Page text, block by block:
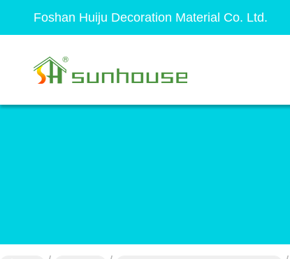
Foshan Huiju Decoration Material Co. Ltd.